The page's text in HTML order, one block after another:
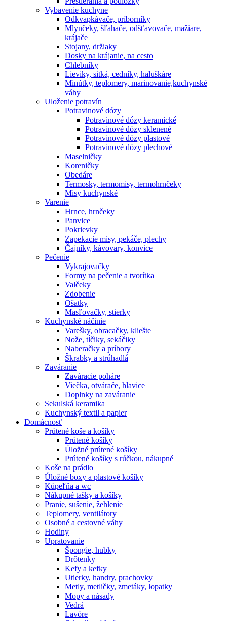
Vybavenie kuchyne
Odkvapkávače, príborníky
Mlynčeky, šľahače, odšťavovače, mažiare,
krájače
Stojany, držiaky
Dosky na krájanie, na cesto
Chlebníky
Lieviky, sitká, cedníky, haluškáre
Minútky, teplomery, marinovanie,kuchynské
váhy
Uloženie potravín
Potravinové dózy
Potravinové dózy keramické
Potravinové dózy sklenené
Potravinové dózy plastové
Potravinové dózy plechové
Maselničky
Koreničky
Obedáre
Termosky, termomisy, termohrnčeky
Misy kuchynské
Varenie
Hrnce, hrnčeky
Panvice
Pokrievky
Zapekacie misy, pekáče, plechy
Čajníky, kávovary, konvice
Pečenie
Vykrajovačky
Formy na pečenie a tvorítka
Valčeky
Zdobenie
Ošatky
Masľovačky, stierky
Kuchynské náčinie
Varešky, obracačky, kliešte
Nože, tĺčiky, sekáčiky
Naberačky a príbory
Škrabky a strúhadlá
Zaváranie
Zaváracie poháre
Viečka, otvárače, hlavice
Doplnky na zaváranie
Sekulská keramika
Kuchynský textil a papier
Domácnosť
Prútené koše a košíky
Prútené košíky
Úložné prútené košíky
Prútené košíky s rúčkou, nákupné
Koše na prádlo
Úložné boxy a plastové košíky
Kúpeľňa a wc
Nákupné tašky a košíky
Pranie, sušenie, žehlenie
Teplomery, ventilátory
Osobné a cestovné váhy
Hodiny
Upratovanie
Špongie, hubky
Drôtenky
Kefy a kefky
Utierky, handry, prachovky
Metly, metličky, zmetáky, lopatky
Mopy a násady
Vedrá
Lavóre